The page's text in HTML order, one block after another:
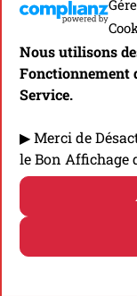
Nous utilisons
Fonctionnement
Service.
▶ Merci de
le Bon Affichage
Présentation
monde GPS
l’autonomie
Découvrir